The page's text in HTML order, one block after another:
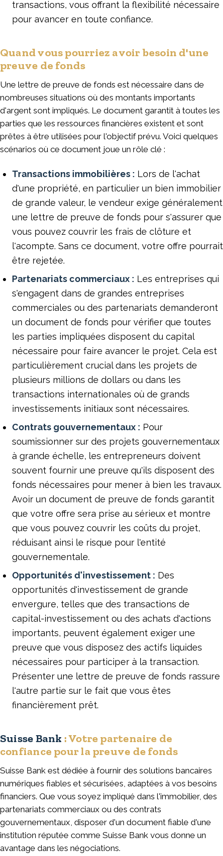
transactions, vous offrant la flexibilité nécessaire
pour avancer en toute confiance.
Quand vous pourriez avoir besoin d'une
preuve de fonds
Une lettre de preuve de fonds est nécessaire dans de
nombreuses situations où des montants importants
d'argent sont impliqués. Le document garantit à toutes les
parties que les ressources financières existent et sont
prêtes à être utilisées pour l'objectif prévu. Voici quelques
scénarios où ce document joue un rôle clé :
Transactions immobilières : Lors de l'achat
d'une propriété, en particulier un bien immobilier
de grande valeur, le vendeur exige généralement
une lettre de preuve de fonds pour s'assurer que
vous pouvez couvrir les frais de clôture et
l'acompte. Sans ce document, votre offre pourrait
être rejetée.
Partenariats commerciaux : Les entreprises qui
s'engagent dans de grandes entreprises
commerciales ou des partenariats demanderont
un document de fonds pour vérifier que toutes
les parties impliquées disposent du capital
nécessaire pour faire avancer le projet. Cela est
particulièrement crucial dans les projets de
plusieurs millions de dollars ou dans les
transactions internationales où de grands
investissements initiaux sont nécessaires.
Contrats gouvernementaux : Pour
soumissionner sur des projets gouvernementaux
à grande échelle, les entrepreneurs doivent
souvent fournir une preuve qu'ils disposent des
fonds nécessaires pour mener à bien les travaux.
Avoir un document de preuve de fonds garantit
que votre offre sera prise au sérieux et montre
que vous pouvez couvrir les coûts du projet,
réduisant ainsi le risque pour l'entité
gouvernementale.
Opportunités d'investissement : Des
opportunités d'investissement de grande
envergure, telles que des transactions de
capital-investissement ou des achats d'actions
importants, peuvent également exiger une
preuve que vous disposez des actifs liquides
nécessaires pour participer à la transaction.
Présenter une lettre de preuve de fonds rassure
l'autre partie sur le fait que vous êtes
financièrement prêt.
Suisse Bank : Votre partenaire de
confiance pour la preuve de fonds
Suisse Bank est dédiée à fournir des solutions bancaires
numériques fiables et sécurisées, adaptées à vos besoins
financiers. Que vous soyez impliqué dans l'immobilier, des
partenariats commerciaux ou des contrats
gouvernementaux, disposer d'un document fiable d'une
institution réputée comme Suisse Bank vous donne un
avantage dans les négociations.